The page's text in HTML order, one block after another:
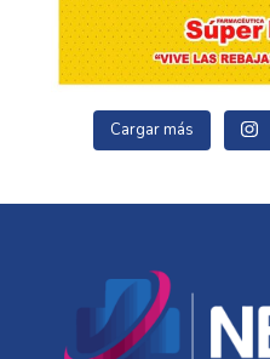
Cargar más